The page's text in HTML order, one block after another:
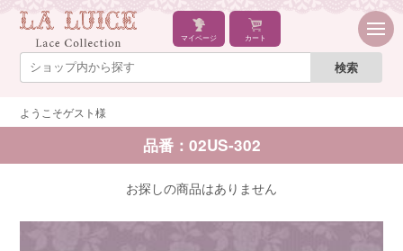
マイページ カート
ようこそゲスト様
品番：02US-302
お探しの商品はありません